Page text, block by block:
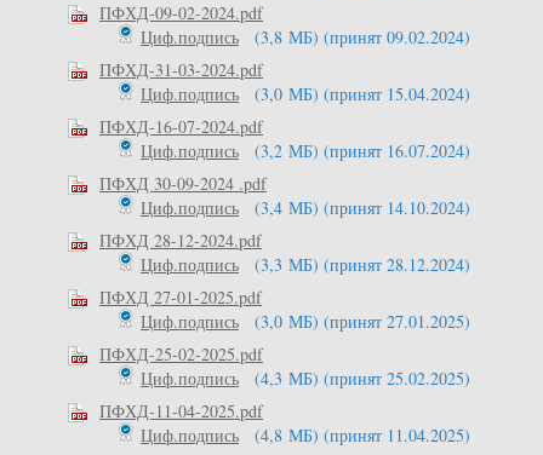
ПФХД-09-02-2024.pdf
Циф.подпись
(3,8 МБ) (принят 09.02.2024)
ПФХД-31-03-2024.pdf
Циф.подпись
(3,0 МБ) (принят 15.04.2024)
ПФХД-16-07-2024.pdf
Циф.подпись
(3,2 МБ) (принят 16.07.2024)
ПФХД 30-09-2024 .pdf
Циф.подпись
(3,4 МБ) (принят 14.10.2024)
ПФХД 28-12-2024.pdf
Циф.подпись
(3,3 МБ) (принят 28.12.2024)
ПФХД 27-01-2025.pdf
Циф.подпись
(3,0 МБ) (принят 27.01.2025)
ПФХД-25-02-2025.pdf
Циф.подпись
(4,3 МБ) (принят 25.02.2025)
ПФХД-11-04-2025.pdf
Циф.подпись
(4,8 МБ) (принят 11.04.2025)